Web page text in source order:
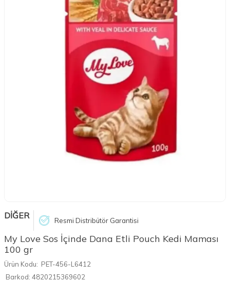
DİĞER Resmi Distribütör Garantisi
My Love Sos İçinde Dana Etli Pouch Kedi Maması
100 gr
Ürün Kodu: PET-456-L6412
Barkod: 4820215369602